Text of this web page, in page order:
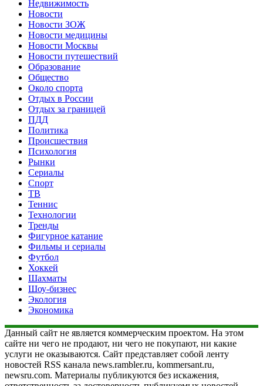
Недвижимость
Новости
Новости ЗОЖ
Новости медицины
Новости Москвы
Новости путешествий
Образование
Общество
Около спорта
Отдых в России
Отдых за границей
ПДД
Политика
Происшествия
Психология
Рынки
Сериалы
Спорт
ТВ
Теннис
Технологии
Тренды
Фигурное катание
Фильмы и сериалы
Футбол
Хоккей
Шахматы
Шоу-бизнес
Экология
Экономика
Данный сайт не является коммерческим проектом. На этом
сайте ни чего не продают, ни чего не покупают, ни какие
услуги не оказываются. Сайт представляет собой ленту
новостей RSS канала news.rambler.ru, kommersant.ru,
newsru.com. Материалы публикуются без искажения,